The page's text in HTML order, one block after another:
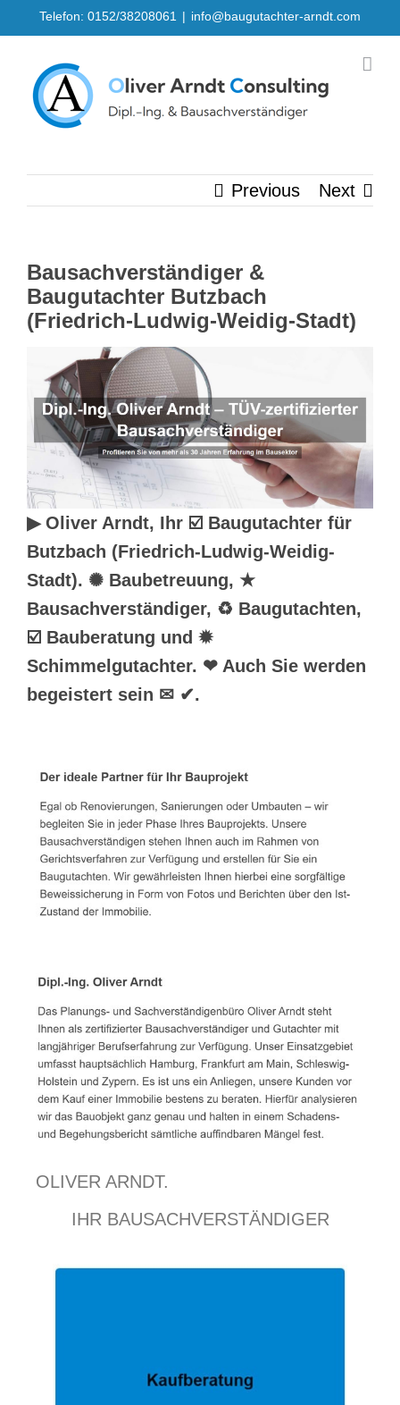
to
content
Telefon: 0152/38208061 | info@baugutachter-arndt.com
Previous Next
Bausachverständiger &
Baugutachter Butzbach
(Friedrich-Ludwig-Weidig-Stadt)
▶︎ Oliver Arndt, Ihr ☑️ Baugutachter für
Butzbach (Friedrich-Ludwig-Weidig-
Stadt). ✺ Baubetreuung, ★
Bausachverständiger, ♻ Baugutachten,
☑️ Bauberatung und ✹
Schimmelgutachter. ❤ Auch Sie werden
begeistert sein ✉ ✔.
OLIVER ARNDT.
IHR BAUSACHVERSTÄNDIGER